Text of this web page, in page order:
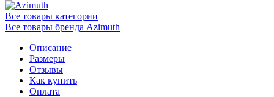
Все товары категории
Все товары бренда Azimuth
Описание
Размеры
Отзывы
Как купить
Оплата